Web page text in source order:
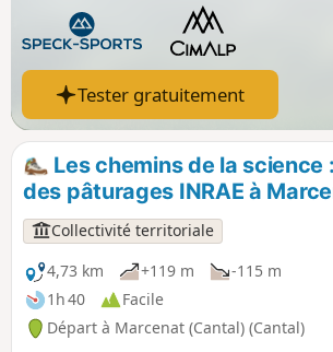
Tester gratuitement
Les chemins de la
des pâturages INRAE à
Collectivité territoriale
4,73 km
+119 m
-115 m
1h 40
Facile
Départ à Marcenat (Cantal) (Cantal)